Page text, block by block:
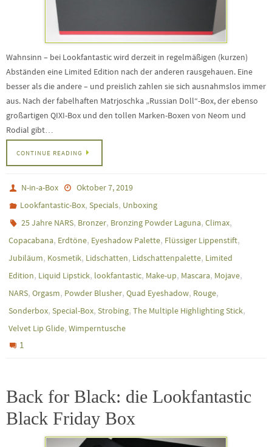
Wahnsinn – bei Lookfantastic wird derzeit in regelmäßigen (kurzen)
Abständen eine Limited Edition nach der anderen rausgehauen. Eine
besser als die andere – und preislich zahlen sie sich ausnahmslos immer
aus. Nach der fabelhaften Matrjoschka „Russian Doll“-Box, der ebenso
großartigen QIXI-Box und den tollen Marken-Boxen von Neom und
Rodial gibt…
CONTINUE READING
N-in-a-Box
Oktober 7, 2019
Lookfantastic-Box,Specials, Unboxing
25 Jahre NARS, Bronzer, Bronzing Powder Laguna,Climax,
Copacabana, Erdtöne, Eyeshadow Palette, Flüssiger Lippenstift,
Jubiläum, Kosmetik, Lidschatten, Lidschattenpalette, Limited
Edition, Liquid Lipstick, lookfantastic, Make-up, Mascara, Mojave,
NARS, Orgasm, Powder Blusher, Quad Eyeshadow, Rouge,
Sonderbox, Special-Box, Strobing, The Multiple Highlighting Stick,
Velvet Lip Glide, Wimperntusche
1
Back for Black: die Lookfantastic
Black Friday Box